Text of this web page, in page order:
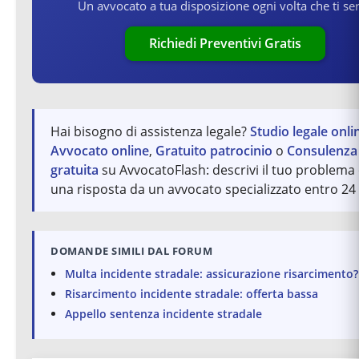
Un avvocato a tua disposizione ogni volta che ti
Richiedi Preventivi Gratis
Hai bisogno di assistenza legale?Studio legale
Avvocato online, Gratuito patrocinio o
gratuita su AvvocatoFlash: descrivi il tuo problema
una risposta da un avvocato specializzato entro
DOMANDE SIMILI DAL FORUM
Multa incidente stradale: assicurazione risarcimento?
Risarcimento incidente stradale: offerta bassa
Appello sentenza incidente stradale